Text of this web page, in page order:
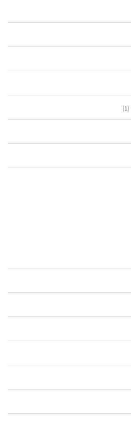
(1)